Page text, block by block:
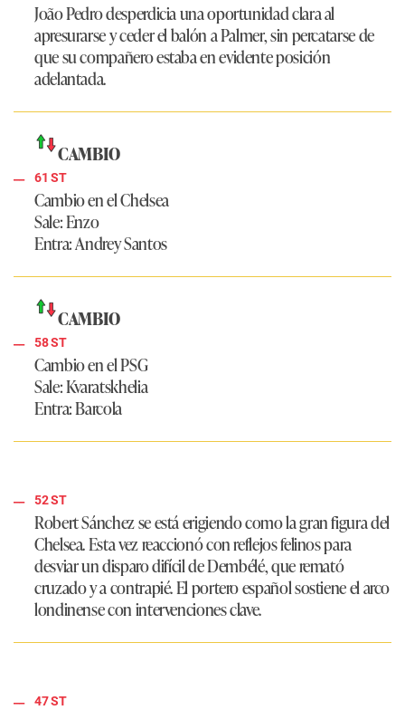
João Pedro desperdicia una oportunidad clara al
apresurarse y ceder el balón a Palmer, sin percatarse de
que su compañero estaba en evidente posición
adelantada.
CAMBIO
61 ST
Cambio en el Chelsea
Sale:Enzo
Entra:Andrey Santos
CAMBIO
58 ST
Cambio en el PSG
Sale:Kvaratskhelia
Entra:Barcola
52 ST
Robert Sánchez se está erigiendo como la gran figura del
Chelsea. Esta vez reaccionó con reflejos felinos para
desviar un disparo difícil de Dembélé, que remató
cruzado y a contrapié. El portero español sostiene el arco
londinense con intervenciones clave.
47 ST